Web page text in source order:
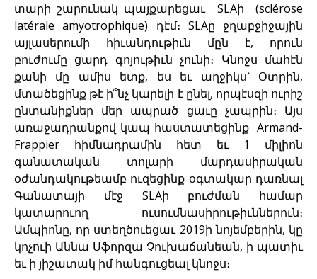
տարի շարունակ պայքարեցաւ SLAի (sclérose
latérale amyotrophique) դէմ։ SLAը ջղաբջիջային
այլասերումի հիւանդութիւն մըն է, որուն
բուժումը ցարդ գոյութիւն չունի։ Կնոջս մահէն
քանի մը ամիս ետք, ես եւ աղջիկս՝ Օտրին,
մտածեցինք թէ ի՞նչ կարելի է ընել, որպէսզի ուրիշ
ընտանիքներ մեր ապրած ցաւը չապրին։ Այս
առաջադրանքով կապ հաստատեցինք Armand-
Frappier հիմնադրամին հետ եւ 1 միլիոն
գանատական տոլարի մարդասիրական
օժանդակութեամբ ուզեցինք օգտակար դառնալ
Գանատայի մէջ SLAի բուժման համար
կատարուող ուսումնասիրութիւններուն։
Ամպիոնը, որ ստեղծուեցաւ 2019ի նոյեմբերին, կը
կոչուի Աննա Սֆորզա Չուխաճանեան, ի պատիւ
եւ ի յիշատակ իմ հանգուցեալ կնոջս։